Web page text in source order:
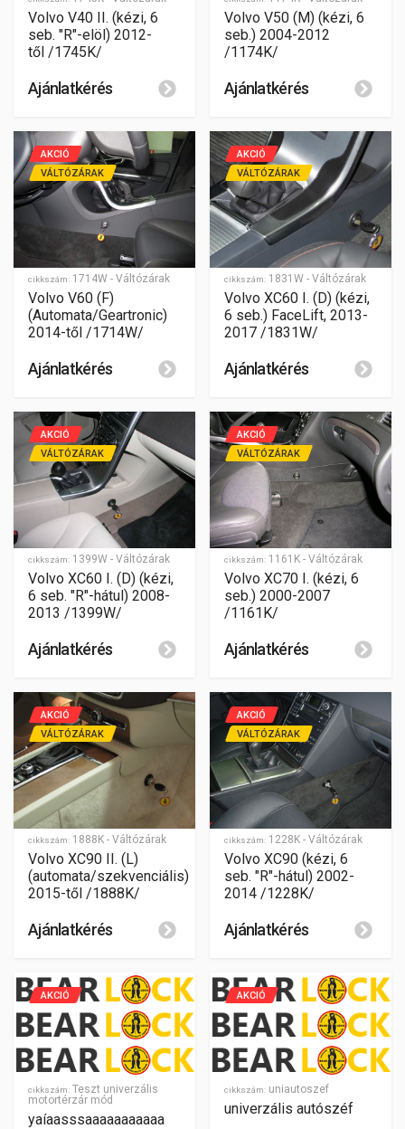
Volvo V40 II. (kézi, 6
seb. "R"-elöl) 2012-
től /1745K/
Ajánlatkérés
Volvo V50 (M) (kézi, 6
seb.) 2004-2012
/1174K/
Ajánlatkérés
cikkszám: 1714W - Váltózárak
AKCIÓ
VÁLTÓZÁRAK
Volvo V60 (F)
(Automata/Geartronic)
2014-től /1714W/
Ajánlatkérés
cikkszám: 1831W - Váltózárak
AKCIÓ
VÁLTÓZÁRAK
Volvo XC60 I. (D) (kézi,
6 seb.) FaceLift, 2013-
2017 /1831W/
Ajánlatkérés
cikkszám: 1399W - Váltózárak
AKCIÓ
VÁLTÓZÁRAK
Volvo XC60 I. (D) (kézi,
6 seb. "R"-hátul) 2008-
2013 /1399W/
Ajánlatkérés
cikkszám: 1161K - Váltózárak
AKCIÓ
VÁLTÓZÁRAK
Volvo XC70 I. (kézi, 6
seb.) 2000-2007
/1161K/
Ajánlatkérés
cikkszám: 1888K - Váltózárak
AKCIÓ
VÁLTÓZÁRAK
Volvo XC90 II. (L)
(automata/szekvenciális)
2015-től /1888K/
Ajánlatkérés
cikkszám: 1228K - Váltózárak
AKCIÓ
VÁLTÓZÁRAK
Volvo XC90 (kézi, 6
seb. "R"-hátul) 2002-
2014 /1228K/
Ajánlatkérés
cikkszám: Teszt univerzális
motortérzár mód
AKCIÓ
yaíaasssaaaaaaaaaaa
cikkszám: uniautoszef
AKCIÓ
univerzális autószéf